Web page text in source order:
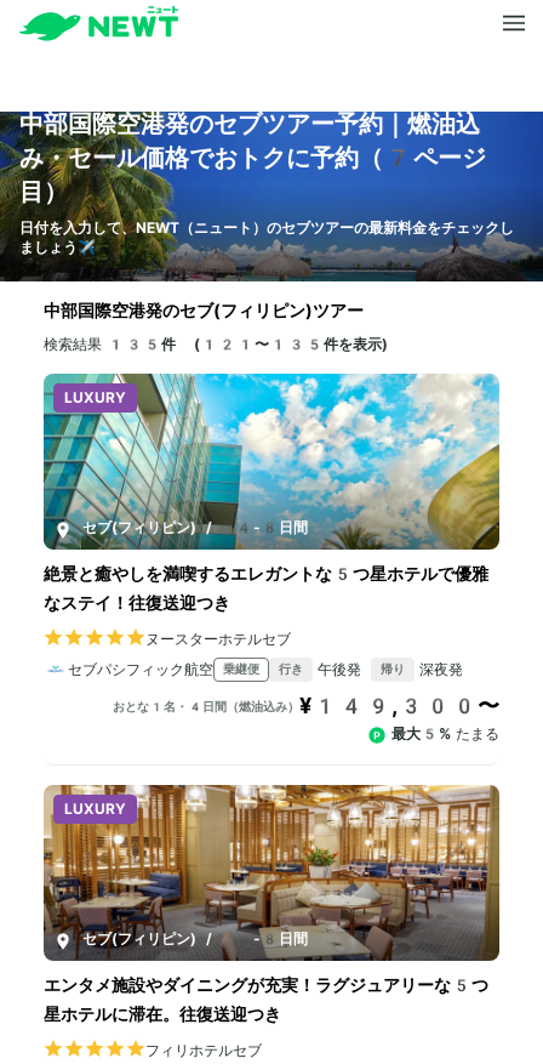
中部国際空港発のセブツアー予約｜燃油込
み・セール価格でおトクに予約（7ページ
目）
日付を入力して、NEWT（ニュート）のセブツアーの最新料金をチェックし
ましょう✈️
中部国際空港発のセブ(フィリピン)ツアー
検索結果 135件 (121〜135件を表示)
LUXURY
セブ(フィリピン) / 4-8日間
絶景と癒やしを満喫するエレガントな5つ星ホテルで優雅
なステイ！往復送迎つき
ヌースターホテルセブ
セブパシフィック航空
乗継便 行き 午後発 帰り 深夜発
おとな1名・4日間（燃油込み） ¥149,300〜
最大5% たまる
LUXURY
セブ(フィリピン) / 4-8日間
エンタメ施設やダイニングが充実！ラグジュアリーな5つ
星ホテルに滞在。往復送迎つき
フィリホテルセブ